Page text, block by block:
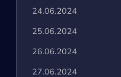
24.06.2024
25.06.2024
26.06.2024
27.06.2024